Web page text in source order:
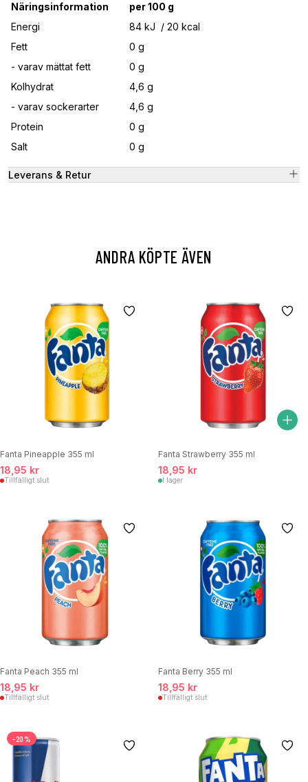
Näringsinformation
per 100 g
Energi
84 kJ / 20 kcal
Fett
0 g
- varav mättat fett
0 g
Kolhydrat
4,6 g
- varav sockerarter
4,6 g
Protein
0 g
Salt
0 g
Leverans & Retur
ANDRA KÖPTE ÄVEN
Fanta Pineapple 355 ml
18,95 kr
Tillfälligt slut
Fanta Strawberry 355 ml
18,95 kr
I lager
Fanta Peach 355 ml
18,95 kr
Tillfälligt slut
Fanta Berry 355 ml
18,95 kr
Tillfälligt slut
-20%